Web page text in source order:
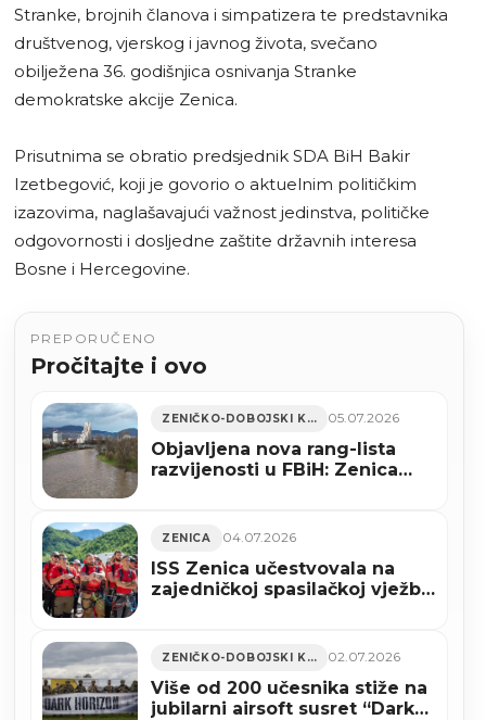
Stranke, brojnih članova i simpatizera te predstavnika
društvenog, vjerskog i javnog života, svečano
obilježena 36. godišnjica osnivanja Stranke
demokratske akcije Zenica.
Prisutnima se obratio predsjednik SDA BiH Bakir
Izetbegović, koji je govorio o aktuelnim političkim
izazovima, naglašavajući važnost jedinstva, političke
odgovornosti i dosljedne zaštite državnih interesa
Bosne i Hercegovine.
PREPORUČENO
Pročitajte i ovo
ZENIČKO-DOBOJSKI KANTON 05.07.2026
Objavljena nova rang-lista
razvijenosti u FBiH: Zenica
ZENICA 04.07.2026
ISS Zenica učestvovala na
zajedničkoj spasilačkoj vježbi
ZENIČKO-DOBOJSKI KANTON 02.07.2026
Više od 200 učesnika stiže na
jubilarni airsoft susret “Dark